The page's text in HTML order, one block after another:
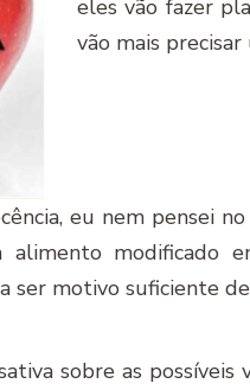
eles vão fazer
vão mais
eu nem pensei
alimento modificado
ser motivo suficiente
sobre as possíveis